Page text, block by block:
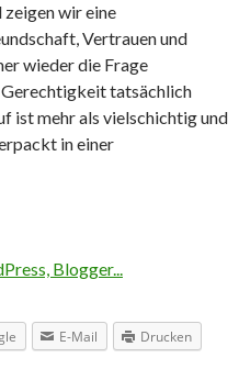
zeigen wir eine
Vertrauen und
wieder die Frage
tatsächlich
ist mehr als vielschichtig und
in einer
E-Mail Drucken